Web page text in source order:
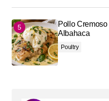
Pollo
Albahaca
Poultry